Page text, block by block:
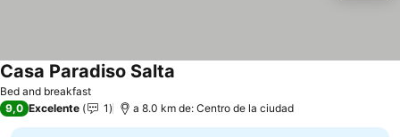
Bed and breakfast
Casa Paradiso Salta
9,0 Excelente 1 a 8.0 km de: Centro de la ciudad